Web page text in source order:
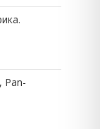
Pan-